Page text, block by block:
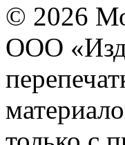
© 2026
ООО